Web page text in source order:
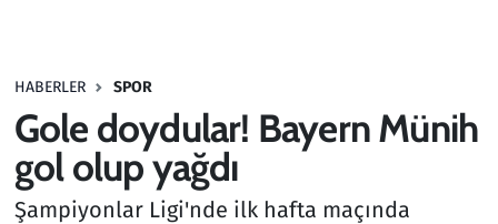
HABERLER SPOR
Gole doydular! Bayern Münih
gol olup yağdı
Şampiyonlar Ligi'nde ilk hafta maçında
Haber
Kültür Sanat
Kurumsal Haberler